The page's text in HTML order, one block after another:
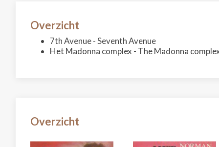
Overzicht
7th Avenue - Seventh Avenue
Het Madonna complex - The Madonna
Overzicht